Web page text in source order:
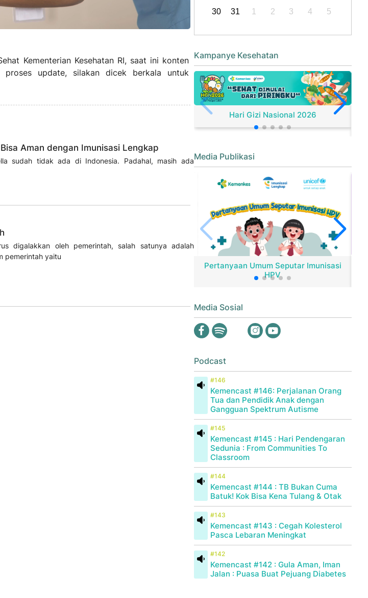
Kementerian Kesehatan RI, saat ini konten
update, silakan dicek berkala untuk
Aman dengan Imunisasi Lengkap
sudah tidak ada di Indonesia. Padahal, masih ada
digalakkan oleh pemerintah, salah satunya adalah
pemerintah yaitu
30 31 1 2 3 4 5
Kampanye Kesehatan
Hari Gizi Nasional 2026
Media Publikasi
Pertanyaan Umum Seputar Imunisasi
HPV
Media Sosial
Podcast
#146
Kemencast #146: Perjalanan Orang
Tua dan Pendidik Anak dengan
Gangguan Spektrum Autisme
#145
Kemencast #145 : Hari Pendengaran
Sedunia : From Communities To
Classroom
#144
Kemencast #144 : TB Bukan Cuma
Batuk! Kok Bisa Kena Tulang & Otak
#143
Kemencast #143 : Cegah Kolesterol
Pasca Lebaran Meningkat
#142
Kemencast #142 : Gula Aman, Iman
Jalan : Puasa Buat Pejuang Diabetes